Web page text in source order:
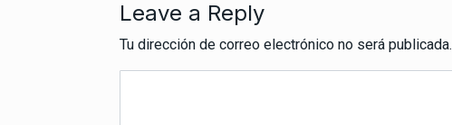
Leave a Reply
Tu dirección de correo electrónico no será publicada.